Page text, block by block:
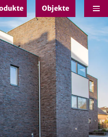
Objekte